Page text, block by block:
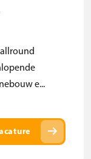
e...
arrow_right_alt